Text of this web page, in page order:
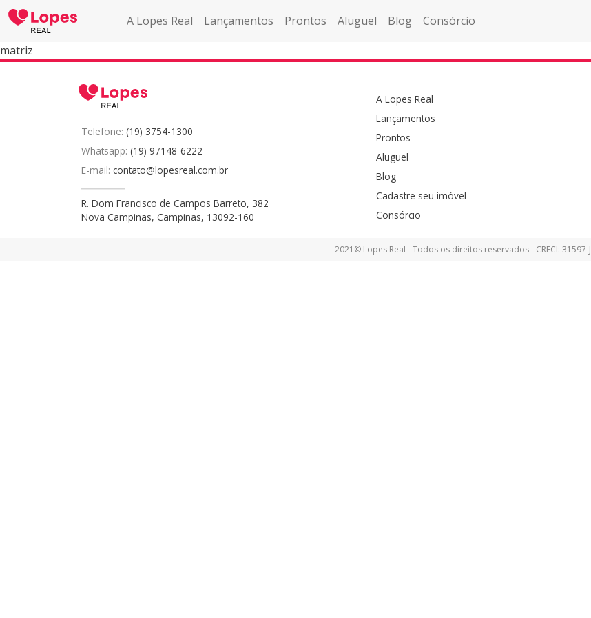
A Lopes Real Lançamentos Prontos Aluguel Blog Consórcio
matriz
Telefone: (19) 3754-1300
Whatsapp: (19) 97148-6222
E-mail: contato@lopesreal.com.br
R. Dom Francisco de Campos Barreto, 382
Nova Campinas, Campinas, 13092-160
A Lopes Real
Lançamentos
Prontos
Aluguel
Blog
Cadastre seu imóvel
Consórcio
2021© Lopes Real - Todos os direitos reservados - CRECI: 31597-J